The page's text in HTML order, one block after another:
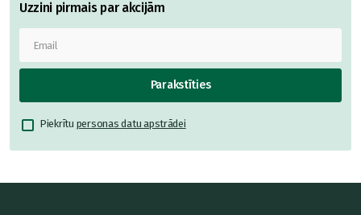
Uzzini pirmais par akcijām
Parakstīties
Piekrītu personas datu apstrādei